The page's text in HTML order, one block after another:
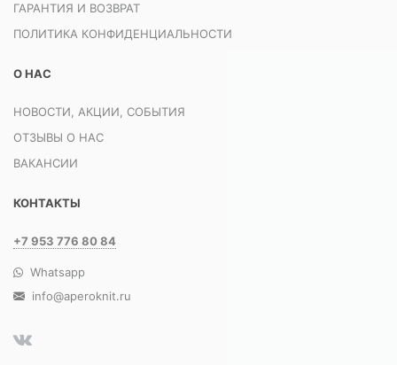
ГАРАНТИЯ И ВОЗВРАТ
ПОЛИТИКА КОНФИДЕНЦИАЛЬНОСТИ
О НАС
НОВОСТИ, АКЦИИ, СОБЫТИЯ
ОТЗЫВЫ О НАС
ВАКАНСИИ
КОНТАКТЫ
+7 953 776 80 84
Whatsapp
info@aperoknit.ru